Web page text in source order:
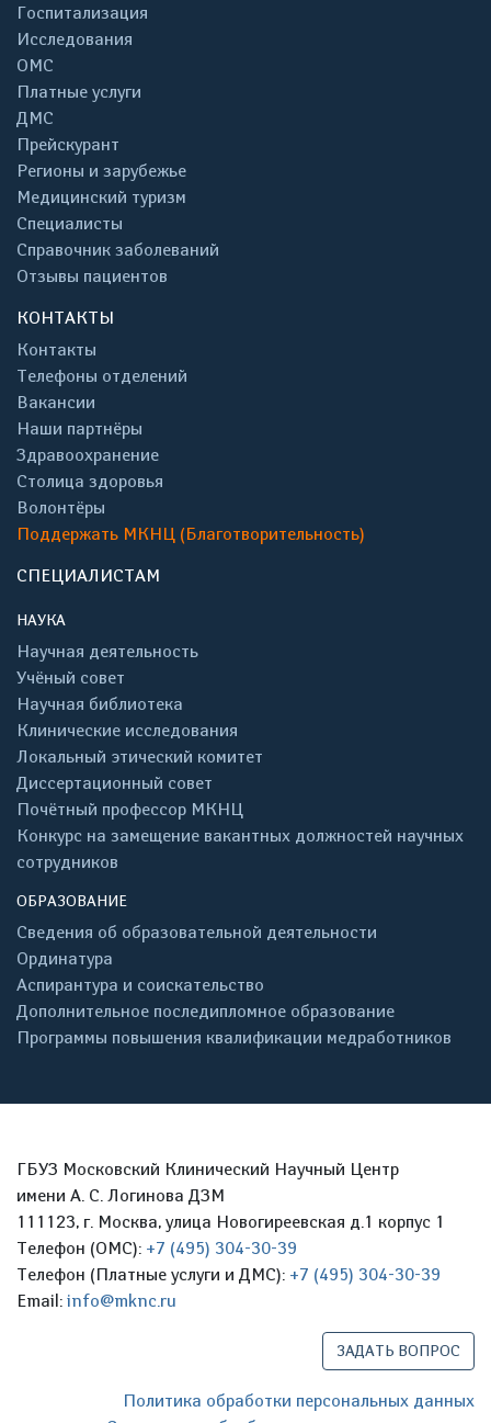
Госпитализация
Исследования
ОМС
Платные услуги
ДМС
Прейскурант
Регионы и зарубежье
Медицинский туризм
Специалисты
Справочник заболеваний
Отзывы пациентов
КОНТАКТЫ
Контакты
Телефоны отделений
Вакансии
Наши партнёры
Здравоохранение
Столица здоровья
Волонтёры
Поддержать МКНЦ (Благотворительность)
СПЕЦИАЛИСТАМ
НАУКА
Научная деятельность
Учёный совет
Научная библиотека
Клинические исследования
Локальный этический комитет
Диссертационный совет
Почётный профессор МКНЦ
Конкурс на замещение вакантных должностей научных
сотрудников
ОБРАЗОВАНИЕ
Сведения об образовательной деятельности
Ординатура
Аспирантура и соискательство
Дополнительное последипломное образование
Программы повышения квалификации медработников
ГБУЗ Московский Клинический Научный Центр
имени А. С. Логинова ДЗМ
111123, г. Москва, улица Новогиреевская д.1 корпус 1
Телефон (ОМС): +7 (495) 304-30-39
Телефон (Платные услуги и ДМС): +7 (495) 304-30-39
Email: info@mknc.ru
ЗАДАТЬ ВОПРОС
Политика обработки персональных данных